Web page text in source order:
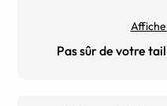
Pas sûr de votre